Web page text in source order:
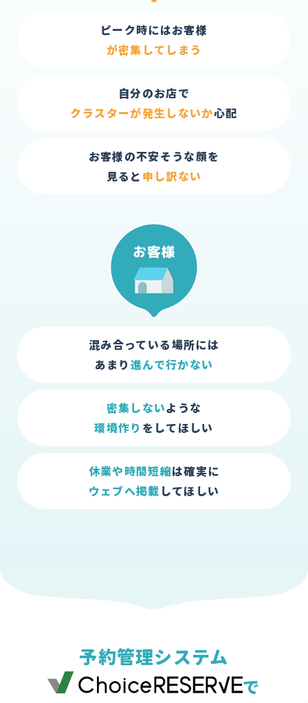
ピーク時にはお客様
が密集してしまう
自分のお店で
クラスターが発生しないか心配
お客様の不安そうな顔を
見ると 申し訳ない
混み合っている場所には
あまり 進んで行かない
密集しないような
環境作り をしてほしい
休業や時間短縮は確実に
ウェブへ掲載 してほしい
予約管理システム
で